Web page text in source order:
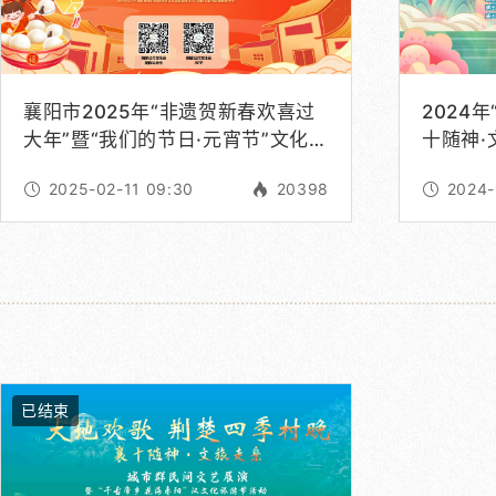
襄阳市2025年“非遗贺新春欢喜过
大年”暨“我们的节日·元宵节”文化进
2025-02-11 09:30 20398
2024年
十随神·
已结束